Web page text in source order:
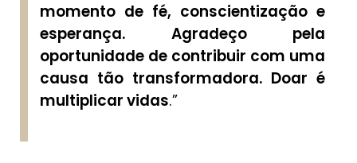
momento de fé, conscientização e
esperança. Agradeço pela
oportunidade de contribuir com uma
causa tão transformadora. Doar é
multiplicar vidas.”